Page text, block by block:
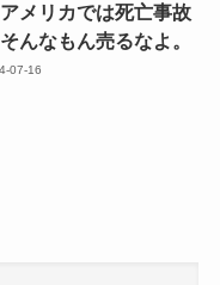
メリカでは死亡事故
んなもん売るなよ。
07-16